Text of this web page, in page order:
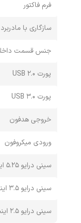
فرم فاکتور
سازگاری با مادربرد
جنس قسمت
پورت USB 2.0
پورت USB 3.0
خروجی هدفون
ورودی میکروفون
سینی درایو 5.25 اینچی
سینی درایو 3.5 اینچی
سینی درایو 2.5 اینچی